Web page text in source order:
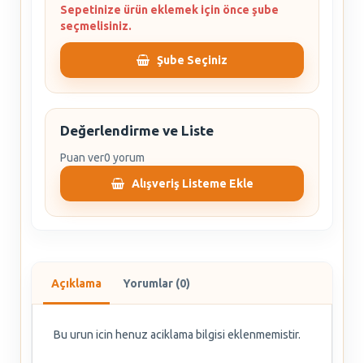
Sepetinize ürün eklemek için önce şube
seçmelisiniz.
Şube Seçiniz
Değerlendirme ve Liste
Puan ver0 yorum
Alışveriş Listeme Ekle
Açıklama Yorumlar (0)
Bu urun icin henuz aciklama bilgisi eklenmemistir.